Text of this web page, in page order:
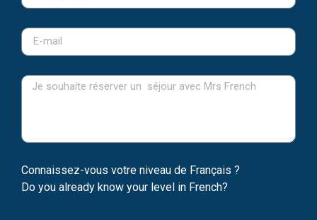
Connaissez-vous votre niveau de Français ?
Do you already know your level in French?